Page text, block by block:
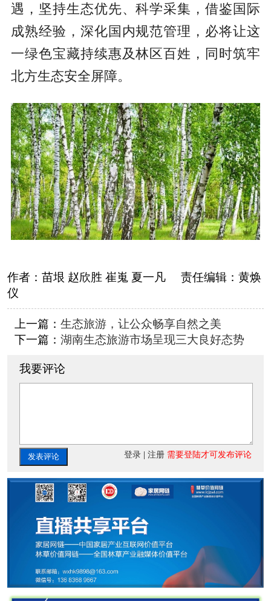
遇，坚持生态优先、科学采集，借鉴国际
成熟经验，深化国内规范管理，必将让这
一绿色宝藏持续惠及林区百姓，同时筑牢
北方生态安全屏障。
作者： 苗垠 赵欣胜 崔嵬 夏一凡责任编辑： 黄焕
仪
上一篇： 生态旅游，让公众畅享自然之美
下一篇： 湖南生态旅游市场呈现三大良好态势
我要评论
发表评论 登录 |注册 需要登陆才可发布评论